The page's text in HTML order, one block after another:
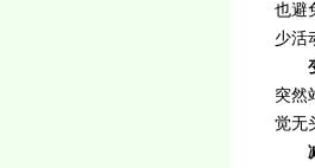
也避
少活
突然
觉无